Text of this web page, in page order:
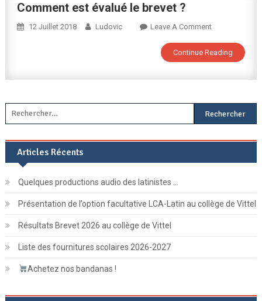
Comment est évalué le brevet ?
12 Juillet 2018 Ludovic Leave A CommentOn
Est
Continue Reading
Rechercher :
Articles Récents
Quelques productions audio des latinistes …
Présentation de l’option facultative LCA-Latin au collège de Vittel
Résultats Brevet 2026 au collège de Vittel
Liste des fournitures scolaires 2026-2027
Achetez nos bandanas !